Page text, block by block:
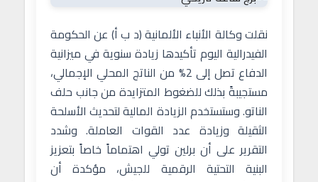
نقلت وكالة الأنباء الألمانية (د ب أ) عن الحكومة
الفيدرالية اليوم تأكيدها زيادة سنوية في ميزانية
الدفاع تصل إلى 2% من الناتج المحلي الإجمالي،
مستجيبةً بذلك للضغوط المتزايدة من جانب حلف
الناتو. وستستخدم الزيادة المالية لتحديث الأسلحة
الثقيلة وزيادة عدد القوات العاملة. وشدد
التقرير على أن برلين تولي اهتماماً خاصاً بتعزيز
البنية التحتية الرقمية للجيش، مؤكدة أن